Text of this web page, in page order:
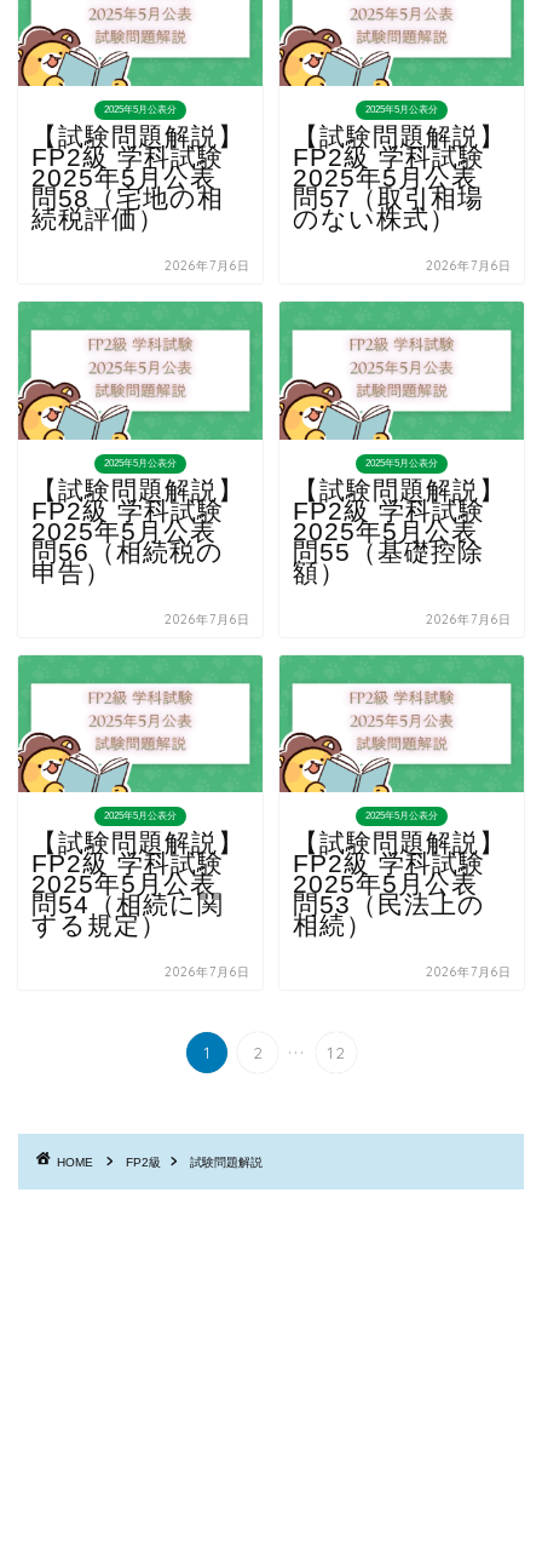
2025年5月公表分
【試験問題解説】
FP2級 学科試験
2025年5月公表
問58（宅地の相
続税評価）
2026年7月6日
2025年5月公表分
【試験問題解説】
FP2級 学科試験
2025年5月公表
問57（取引相場
のない株式）
2026年7月6日
2025年5月公表分
【試験問題解説】
FP2級 学科試験
2025年5月公表
問56（相続税の
申告）
2026年7月6日
2025年5月公表分
【試験問題解説】
FP2級 学科試験
2025年5月公表
問55（基礎控除
額）
2026年7月6日
2025年5月公表分
【試験問題解説】
FP2級 学科試験
2025年5月公表
問54（相続に関
する規定）
2026年7月6日
2025年5月公表分
【試験問題解説】
FP2級 学科試験
2025年5月公表
問53（民法上の
相続）
2026年7月6日
1 2 ... 12
HOME FP2級 試験問題解説